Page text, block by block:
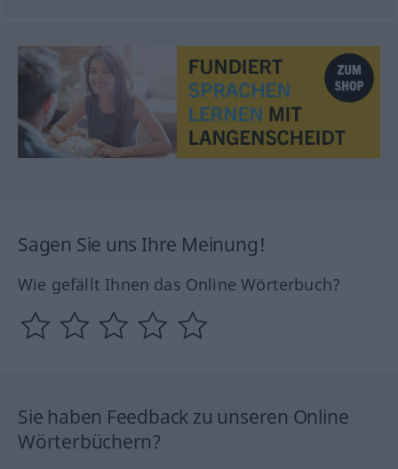
Sagen Sie uns Ihre Meinung!
Wie gefällt Ihnen das Online Wörterbuch?
Sie haben Feedback zu unseren Online
Wörterbüchern?